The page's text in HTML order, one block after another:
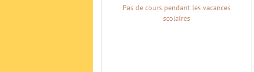
Pas de cours pendant les vacances
scolaires